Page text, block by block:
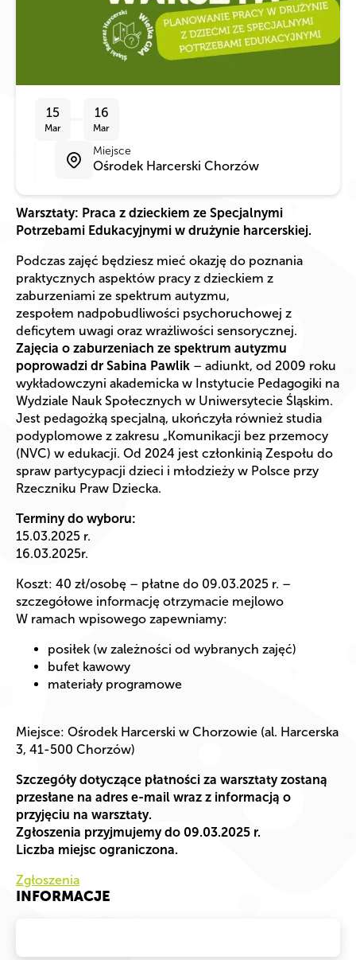
15
Mar
16
Mar
Miejsce
Ośrodek Harcerski Chorzów
Warsztaty: Praca z dzieckiem ze Specjalnymi
Potrzebami Edukacyjnymi w drużynie harcerskiej.
Podczas zajęć będziesz mieć okazję do poznania
praktycznych aspektów pracy z dzieckiem z
zaburzeniami ze spektrum autyzmu,
zespołem nadpobudliwości psychoruchowej z
deficytem uwagi oraz wrażliwości sensorycznej.
Zajęcia o zaburzeniach ze spektrum autyzmu
poprowadzi dr Sabina Pawlik – adiunkt, od 2009 roku
wykładowczyni akademicka w Instytucie Pedagogiki na
Wydziale Nauk Społecznych w Uniwersytecie Śląskim.
Jest pedagożką specjalną, ukończyła również studia
podyplomowe z zakresu „Komunikacji bez przemocy
(NVC) w edukacji. Od 2024 jest członkinią Zespołu do
spraw partycypacji dzieci i młodzieży w Polsce przy
Rzeczniku Praw Dziecka.
Terminy do wyboru:
15.03.2025 r.
16.03.2025r.
Koszt: 40 zł/osobę – płatne do 09.03.2025 r. –
szczegółowe informację otrzymacie mejlowo
W ramach wpisowego zapewniamy:
posiłek (w zależności od wybranych zajęć)
bufet kawowy
materiały programowe
Miejsce: Ośrodek Harcerski w Chorzowie (al. Harcerska
3, 41-500 Chorzów)
Szczegóły dotyczące płatności za warsztaty zostaną
przesłane na adres e-mail wraz z informacją o
przyjęciu na warsztaty.
Zgłoszenia przyjmujemy do 09.03.2025 r.
Liczba miejsc ograniczona.
Zgłoszenia
INFORMACJE